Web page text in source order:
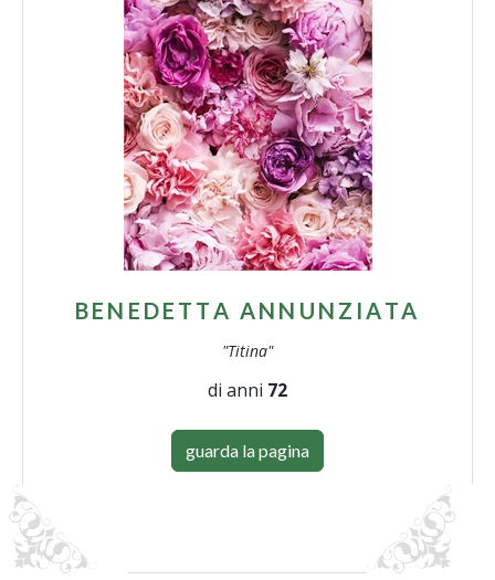
BENEDETTA ANNUNZIATA
"Titina"
di anni 72
guarda la pagina